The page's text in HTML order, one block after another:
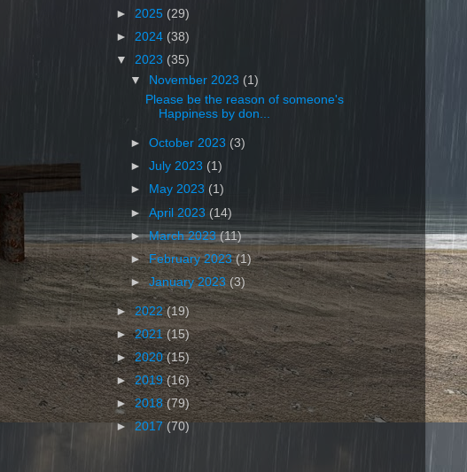
► 2025 (29)
► 2024 (38)
▼ 2023 (35)
▼ November 2023 (1)
Please be the reason of someone's
Happiness by don...
►October 2023 (3)
►July 2023 (1)
►
May 2023 (1)
►April 2023(14)
►March 2023(11)
►February 2023(1)
►January 2023 (3)
►2022(19)
►2021(15)
►2020(15)
►2019(16)
►2018(79)
► 2017 (70)